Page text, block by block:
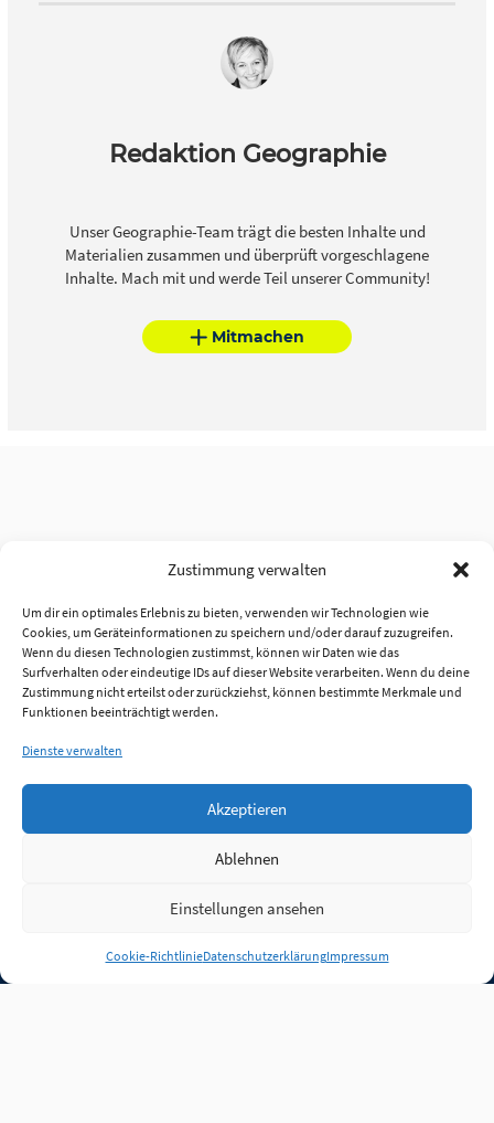
Zustimmung verwalten
Um dir ein optimales Erlebnis zu bieten, verwenden wir Technologien wie
Cookies, um Geräteinformationen zu speichern und/oder darauf zuzugreifen.
Wenn du diesen Technologien zustimmst, können wir Daten wie das
Surfverhalten oder eindeutige IDs auf dieser Website verarbeiten. Wenn du deine
Zustimmung nicht erteilst oder zurückziehst, können bestimmte Merkmale und
Funktionen beeinträchtigt werden.
Dienste verwalten
Akzeptieren
Ablehnen
Einstellungen ansehen
Cookie-RichtlinieDatenschutzerklärungImpressum
Redaktion Geographie
Unser Geographie-Team trägt die besten Inhalte und
Materialien zusammen und überprüft vorgeschlagene
Inhalte. Mach mit und werde Teil unserer Community!
Mitmachen
Anmelden
Jobs Partner FAQ Quellen